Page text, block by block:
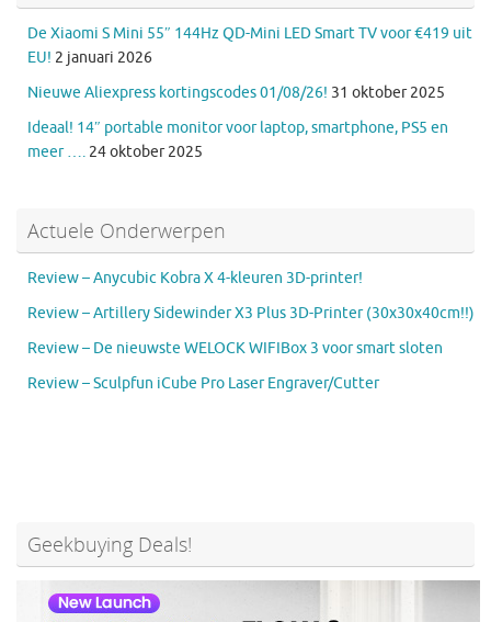
De Xiaomi S Mini 55″ 144Hz QD-Mini LED Smart TV voor €419 uit
EU! 2 januari 2026
Nieuwe Aliexpress kortingscodes 01/08/26! 31 oktober 2025
Ideaal! 14″ portable monitor voor laptop, smartphone, PS5 en
meer …. 24 oktober 2025
Actuele Onderwerpen
Review – Anycubic Kobra X 4-kleuren 3D-printer!
Review – Artillery Sidewinder X3 Plus 3D-Printer (30x30x40cm!!)
Review – De nieuwste WELOCK WIFIBox 3 voor smart sloten
Review – Sculpfun iCube Pro Laser Engraver/Cutter
Geekbuying Deals!